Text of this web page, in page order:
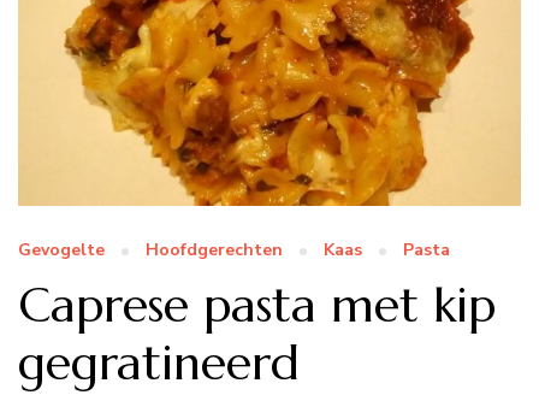
Gevogelte Hoofdgerechten Kaas Pasta
Caprese pasta met kip
gegratineerd